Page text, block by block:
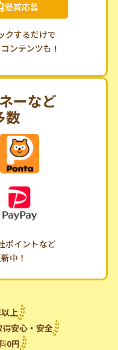
懸賞応募
クするだけで
ンテンツも！
ーなど
数
ポイントなど
中！
以上
得安心・安全
0円